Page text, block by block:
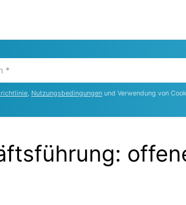
, Nutzungsbedingungen und Verwendung von